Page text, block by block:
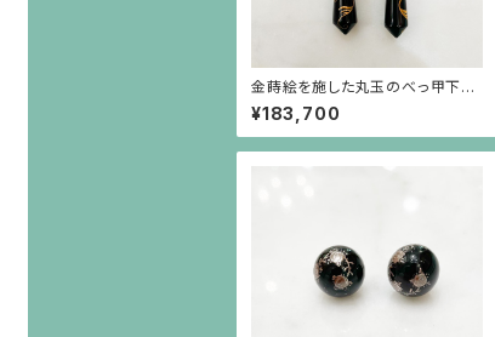
金蒔絵を施した丸玉のべっ甲下に
植物模様を描いた円錐形のべっ甲
が揺れるイヤリング
¥183,700